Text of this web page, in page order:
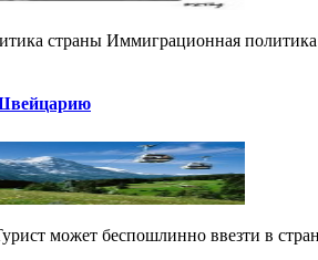
страны Иммиграционная
может беспошлинно ввезти в